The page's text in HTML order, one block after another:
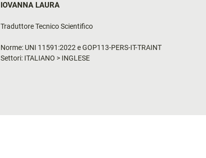
IOVANNA LAURA
Traduttore Tecnico Scientifico
Norme: UNI 11591:2022 e GOP113-PERS-IT-TRAINT
Settori: ITALIANO > INGLESE